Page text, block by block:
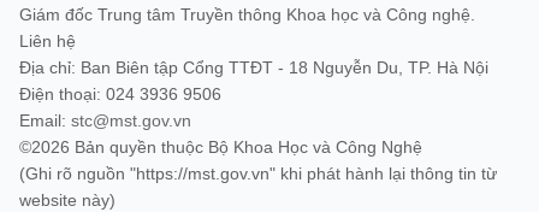
Giám đốc Trung tâm Truyền thông Khoa học và Công nghệ.
Liên hệ
Địa chỉ: Ban Biên tập Cổng TTĐT - 18 Nguyễn Du, TP. Hà Nội
Điện thoại: 024 3936 9506
Email: stc@mst.gov.vn
©2026 Bản quyền thuộc Bộ Khoa Học và Công Nghệ
(Ghi rõ nguồn "https://mst.gov.vn" khi phát hành lại thông tin từ
website này)